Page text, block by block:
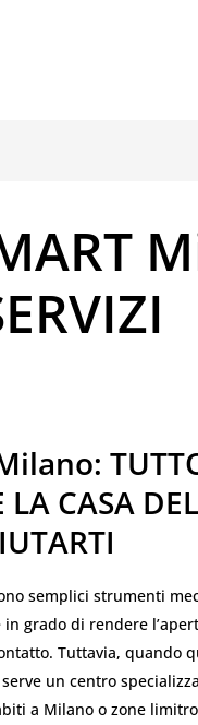
LA CASA
semplici strumenti
grado di rendere
Tuttavia, quando
un centro
a Milano o zone